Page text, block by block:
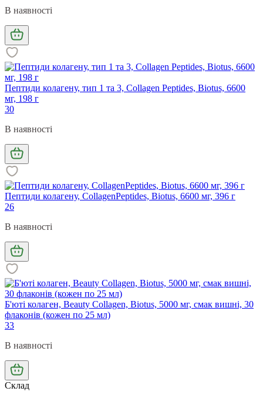
В наявності
Пептиди колагену, тип 1 та 3, Collagen Peptides, Biotus, 6600
мг, 198 г
30
В наявності
Пептиди колагену, CollagenPeptides, Biotus, 6600 мг, 396 г
26
В наявності
Б'юті колаген, Beauty Collagen, Biotus, 5000 мг, смак вишні, 30
флаконів (кожен по 25 мл)
33
В наявності
Склад